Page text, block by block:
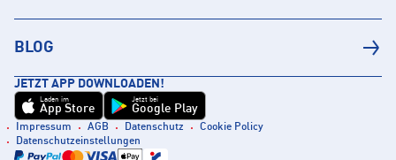
BLOG
JETZT APP DOWNLOADEN!
Laden im
App Store
Jetzt bei
Google Play
Impressum AGB Datenschutz
Cookie Policy
Datenschutzeinstellungen